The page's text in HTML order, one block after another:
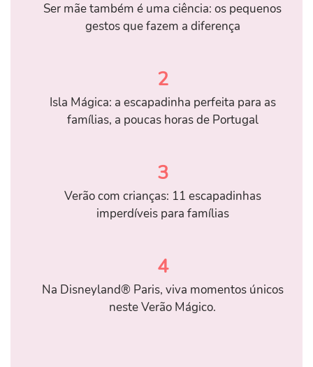
Ser mãe também é uma ciência: os pequenos
gestos que fazem a diferença
2
Isla Mágica: a escapadinha perfeita para as
famílias, a poucas horas de Portugal
3
Verão com crianças: 11 escapadinhas
imperdíveis para famílias
4
Na Disneyland® Paris, viva momentos únicos
neste Verão Mágico.